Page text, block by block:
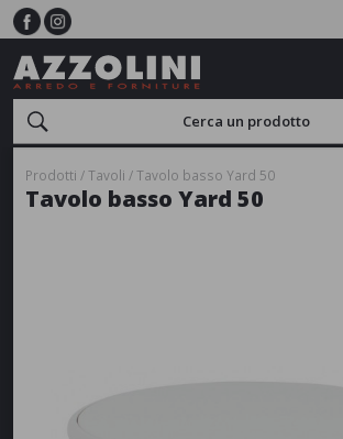
Prodotti Tavoli Tavolo basso Yard 50
Tavolo basso Yard 50